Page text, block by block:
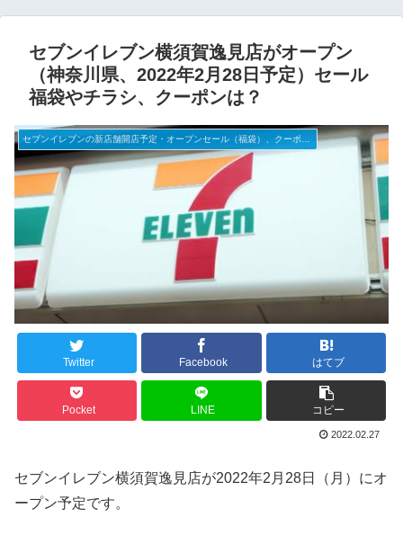
セブンイレブン横須賀逸見店がオープン
（神奈川県、2022年2月28日予定）セール
福袋やチラシ、クーポンは？
Twitter Facebook はてブ
Pocket LINE コピー
2022.02.27
セブンイレブン横須賀逸見店が2022年2月28日（月）にオ
ープン予定です。